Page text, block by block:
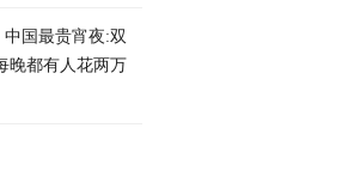
中国最贵宵夜:双
晚都有人花两万